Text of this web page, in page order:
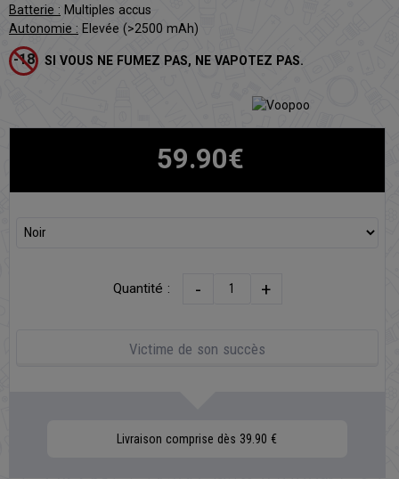
Batterie : Multiples accus
Autonomie : Elevée (>2500 mAh)
SI VOUS NE FUMEZ PAS, NE VAPOTEZ PAS.
59.90€
Quantité : - +
Victime de son succès
Livraison comprise dès 39.90 €